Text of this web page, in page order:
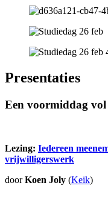
Presentaties
Een voormiddag
Lezing: Iedereen
vrijwilligerswerk
doorKoen Joly (Keik)